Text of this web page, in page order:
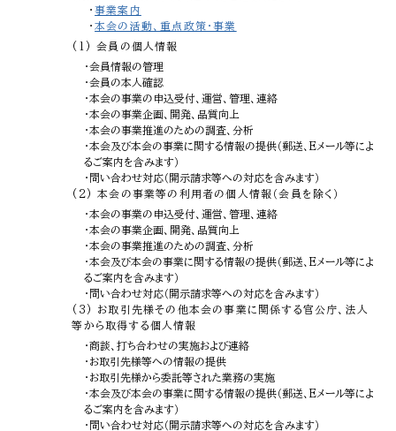
・事業案内
・本会の活動、重点政策・事業
(1) 会員の個人情報
・会員情報の管理
・会員の本人確認
・本会の事業の申込受付、運営、管理、連絡
・本会の事業企画、開発、品質向上
・本会の事業推進のための調査、分析
・本会及び本会の事業に関する情報の提供（郵送、Eメール等によ
るご案内を含みます）
・問い合わせ対応（開示請求等への対応を含みます）
(2) 本会の事業等の利用者の個人情報（会員を除く）
・本会の事業の申込受付、運営、管理、連絡
・本会の事業企画、開発、品質向上
・本会の事業推進のための調査、分析
・本会及び本会の事業に関する情報の提供（郵送、Eメール等によ
るご案内を含みます）
・問い合わせ対応（開示請求等への対応を含みます）
(3) お取引先様その他本会の事業に関係する官公庁、法人
等から取得する個人情報
・商談、打ち合わせの実施および連絡
・お取引先様等への情報の提供
・お取引先様から委託等された業務の実施
・本会及び本会の事業に関する情報の提供（郵送、Eメール等によ
るご案内を含みます）
・問い合わせ対応（開示請求等への対応を含みます）